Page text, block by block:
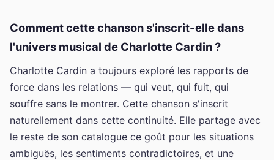
Comment cette chanson s'inscrit-elle dans
l'univers musical de Charlotte Cardin ?
Charlotte Cardin a toujours exploré les rapports de
force dans les relations — qui veut, qui fuit, qui
souffre sans le montrer. Cette chanson s'inscrit
naturellement dans cette continuité. Elle partage avec
le reste de son catalogue ce goût pour les situations
ambiguës, les sentiments contradictoires, et une